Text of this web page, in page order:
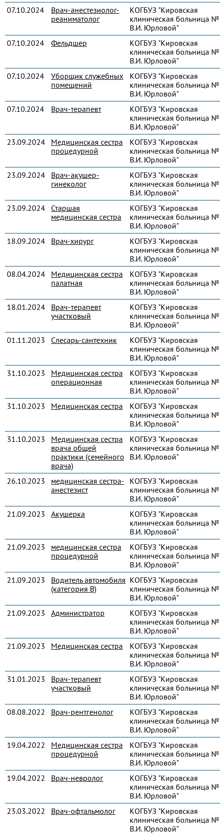
07.10.2024
Врач-анестезиолог-
реаниматолог
КОГБУЗ "Кировская
клиническая больница
В.И. Юрловой"
07.10.2024
Фельдшер
КОГБУЗ "Кировская
клиническая больница
В.И. Юрловой"
07.10.2024
Уборщик служебных
помещений
КОГБУЗ "Кировская
клиническая больница
В.И. Юрловой"
07.10.2024
Врач-терапевт
КОГБУЗ "Кировская
клиническая больница
В.И. Юрловой"
23.09.2024
Медицинская сестра
процедурной
КОГБУЗ "Кировская
клиническая больница
В.И. Юрловой"
23.09.2024
Врач-акушер-
гинеколог
КОГБУЗ "Кировская
клиническая больница
В.И. Юрловой"
23.09.2024
Старшая
медицинская сестра
КОГБУЗ "Кировская
клиническая больница
В.И. Юрловой"
18.09.2024
Врач-хирург
КОГБУЗ "Кировская
клиническая больница
В.И. Юрловой"
08.04.2024
Медицинская сестра
палатная
КОГБУЗ "Кировская
клиническая больница
В.И. Юрловой"
18.01.2024
Врач-терапевт
участковый
КОГБУЗ "Кировская
клиническая больница
В.И. Юрловой"
01.11.2023
Слесарь-сантехник
КОГБУЗ "Кировская
клиническая больница
В.И. Юрловой"
31.10.2023
Медицинская сестра
операционная
КОГБУЗ "Кировская
клиническая больница
В.И. Юрловой"
31.10.2023
Медицинская сестра
КОГБУЗ "Кировская
клиническая больница
В.И. Юрловой"
31.10.2023
Медицинская сестра
врача общей
практики (семейного
врача)
КОГБУЗ "Кировская
клиническая больница
В.И. Юрловой"
26.10.2023
медицинская сестра-
анестезист
КОГБУЗ "Кировская
клиническая больница
В.И. Юрловой"
21.09.2023
Акушерка
КОГБУЗ "Кировская
клиническая больница
В.И. Юрловой"
21.09.2023
медицинская сестра
процедурной
КОГБУЗ "Кировская
клиническая больница
В.И. Юрловой"
21.09.2023
Водитель автомобиля
(категория В)
КОГБУЗ "Кировская
клиническая больница
В.И. Юрловой"
21.09.2023
Администратор
КОГБУЗ "Кировская
клиническая больница
В.И. Юрловой"
21.09.2023
Медицинская сестра
КОГБУЗ "Кировская
клиническая больница
В.И. Юрловой"
31.01.2023
Врач-терапевт
участковый
КОГБУЗ "Кировская
клиническая больница
В.И. Юрловой"
08.08.2022
Врач-рентгенолог
КОГБУЗ "Кировская
клиническая больница
В.И. Юрловой"
19.04.2022
Медицинская сестра
процедурной
КОГБУЗ "Кировская
клиническая больница
В.И. Юрловой"
19.04.2022
Врач-невролог
КОГБУЗ "Кировская
клиническая больница
В.И. Юрловой"
23.03.2022
Врач-офтальмолог
КОГБУЗ "Кировская
клиническая больница
В.И. Юрловой"